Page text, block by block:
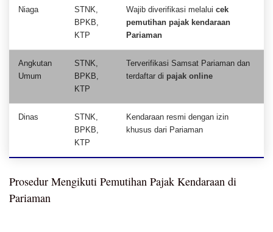
Niaga
STNK,
BPKB,
KTP
Wajib diverifikasi melalui cek
pemutihan pajak kendaraan
Pariaman
Angkutan
Umum
STNK,
BPKB,
KTP
Terverifikasi Samsat Pariaman dan
terdaftar di pajak online
Dinas
STNK,
BPKB,
KTP
Kendaraan resmi dengan izin
khusus dari Pariaman
Prosedur Mengikuti Pemutihan Pajak Kendaraan di
Pariaman